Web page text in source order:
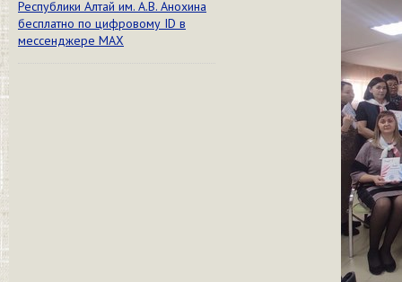
Республики Алтай им. А.В. Анохина
бесплатно по цифровому ID в
мессенджере МАХ